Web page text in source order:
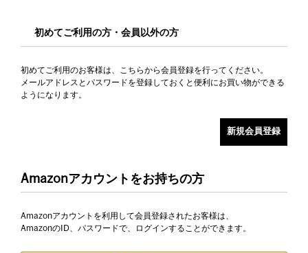
初めてご利用の方・会員以外の方
初めてご利用のお客様は、こちらから会員登録を行ってください。
メールアドレスとパスワードを登録しておくと便利にお買い物ができる
ようになります。
Amazonアカウントをお持ちの方
Amazonアカウントを利用して会員登録されたお客様は、
AmazonのID、パスワードで、ログインすることができます。